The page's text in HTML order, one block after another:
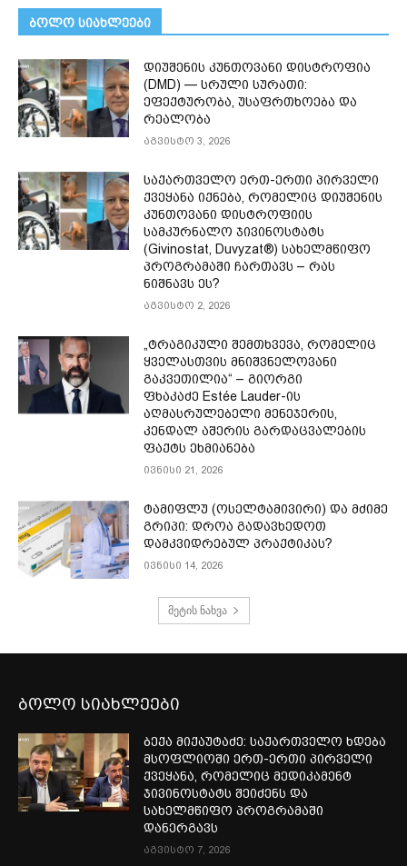
ᲑᲝᲚᲝ ᲡᲘᲐᲮᲚᲔᲔᲑᲘ
დიუშენის კუნთოვანი დისტროფია
(DMD) — სრული სურათი:
ეფექტურობა, უსაფრთხოება და
რეალობა
აგვისტო 3, 2026
საქართველო ერთ-ერთი პირველი
ქვეყანა იქნება, რომელიც დიუშენის
კუნთოვანი დისტროფიის
სამკურნალო ჯივინოსტატს
(Givinostat, Duvyzat®) სახელმწიფო
პროგრამაში ჩართავს – რას
ნიშნავს ეს?
აგვისტო 2, 2026
„ტრაგიკული შემთხვევა, რომელიც
ყველასთვის მნიშვნელოვანი
გაკვეთილია“ – გიორგი
ფხაკაძე Estée Lauder-ის
აღმასრულებელი მენეჯერის,
კენდალ აშერის გარდაცვალების
ფაქტს ეხმიანება
ივნისი 21, 2026
ტამიფლუ (ოსელტამივირი) და მძიმე
გრიპი: დროა გადავხედოთ
დამკვიდრებულ პრაქტიკას?
ივნისი 14, 2026
მეტის ნახვა
ბოლო სიახლეები
ბექა მიქაუტაძე: საქართველო ხდება
მსოფლიოში ერთ-ერთი პირველი
ქვეყანა, რომელიც მედიკამენტ
ჯივინოსტატს შეიძენს და
სახელმწიფო პროგრამაში
დანერგავს
აგვისტო 7, 2026